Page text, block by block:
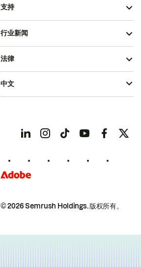
支持
行业新闻
© 2026 Semrush Holdings.版权所有。
法律
中文